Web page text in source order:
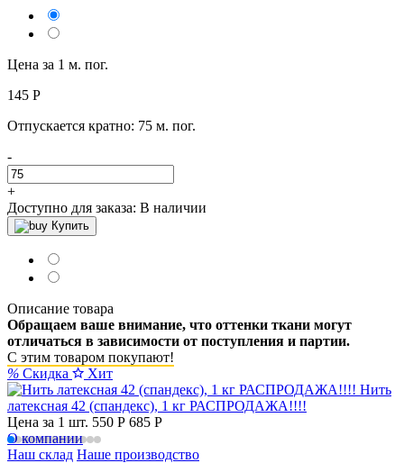
Цена за 1 м. пог.
145 Р
Отпускается кратно: 75 м. пог.
-
+
Доступно для заказа: В наличии
Купить
Описание товара
Обращаем ваше внимание, что оттенки ткани могут
отличаться в зависимости от поступления и партии.
С этим товаром покупают!
% Скидка
Хит
Нить
латексная 42 (спандекс), 1 кг РАСПРОДАЖА!!!!
Цена за 1 шт. 550 Р 685 P
О компании
Наш склад Наше производство